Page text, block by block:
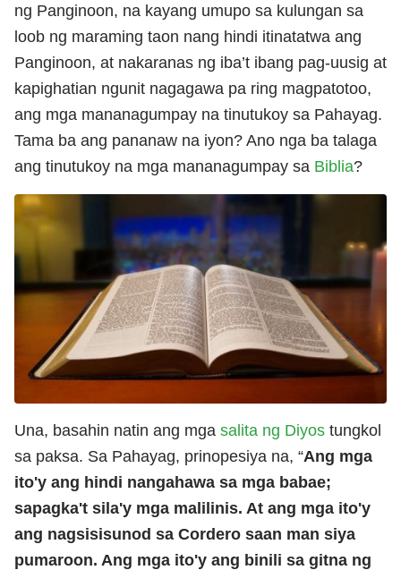
ng Panginoon, na kayang umupo sa kulungan sa
loob ng maraming taon nang hindi itinatatwa ang
Panginoon, at nakaranas ng iba’t ibang pag-uusig at
kapighatian ngunit nagagawa pa ring magpatotoo,
ang mga mananagumpay na tinutukoy sa Pahayag.
Tama ba ang pananaw na iyon? Ano nga ba talaga
ang tinutukoy na mga mananagumpay sa Biblia?
Una, basahin natin ang mga salita ng Diyos tungkol
sa paksa. Sa Pahayag, prinopesiya na, “Ang mga
ito'y ang hindi nangahawa sa mga babae;
sapagka't sila'y mga malilinis. At ang mga ito'y
ang nagsisisunod sa Cordero saan man siya
pumaroon. Ang mga ito'y ang binili sa gitna ng